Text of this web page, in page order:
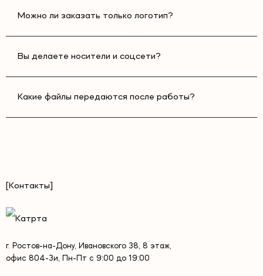
Можно ли заказать только логотип?
Вы делаете носители и соцсети?
Какие файлы передаются после работы?
[Контакты]
г. Ростов-на-Дону, Ивановского 38, 8 этаж,
офис 804-3и, Пн-Пт с 9:00 до 19:00